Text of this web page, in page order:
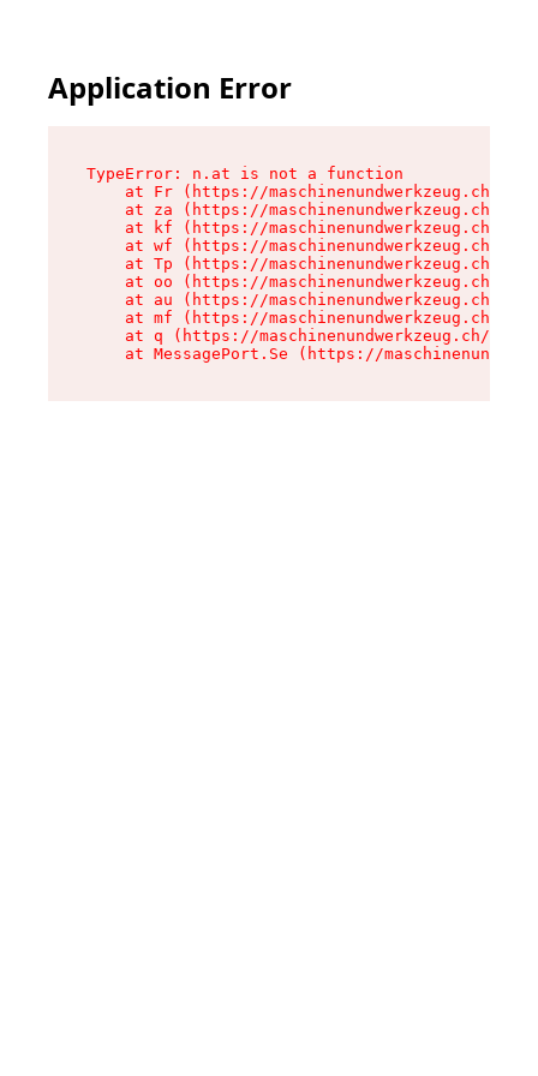
Application Error
TypeError: n.at is not a function
at Fr (https://maschinenundwerkzeug.ch/
at za (https://maschinenundwerkzeug.ch/
at kf (https://maschinenundwerkzeug.ch/
at wf (https://maschinenundwerkzeug.ch/
at Tp (https://maschinenundwerkzeug.ch/
at oo (https://maschinenundwerkzeug.ch/
at au (https://maschinenundwerkzeug.ch/
at mf (https://maschinenundwerkzeug.ch/
at q (https://maschinenundwerkzeug.ch/
at MessagePort.Se (https://